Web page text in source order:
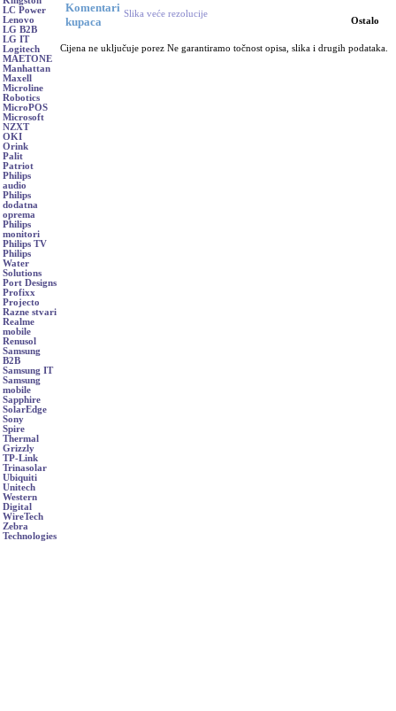
LC Power
Lenovo
LG B2B
LG IT
Logitech
MAETONE
Manhattan
Maxell
Microline
Robotics
MicroPOS
Microsoft
NZXT
OKI
Orink
Palit
Patriot
Philips
audio
Philips
dodatna
oprema
Philips
monitori
Philips TV
Philips
Water
Solutions
Port Designs
Profixx
Projecto
Razne stvari
Realme
mobile
Renusol
Samsung
B2B
Samsung IT
Samsung
mobile
Sapphire
SolarEdge
Sony
Spire
Thermal
Grizzly
TP-Link
Trinasolar
Ubiquiti
Unitech
Western
Digital
WireTech
Zebra
Technologies
Komentari
kupaca
Slika veće rezolucije
Ostalo
Cijena ne uključuje porez Ne garantiramo točnost opisa, slika i drugih podataka.